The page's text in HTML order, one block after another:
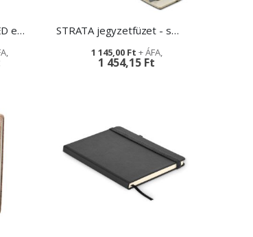
CREANOTE MINI SEED egyedi magpapír jegyzetfüzet STRATA jegyzetfüzet - szóróajándék
1 454,15 Ft
1 145,00 Ft